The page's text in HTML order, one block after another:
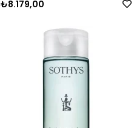
₺8.179,00